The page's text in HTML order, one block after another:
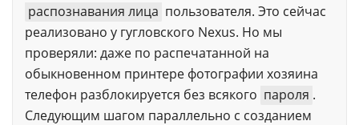
распознавания лица пользователя. Это сейчас
реализовано у гугловского Nexus. Но мы
проверяли: даже по распечатанной на
обыкновенном принтере фотографии хозяина
телефон разблокируется без всякого пароля .
Следующим шагом параллельно с созданием